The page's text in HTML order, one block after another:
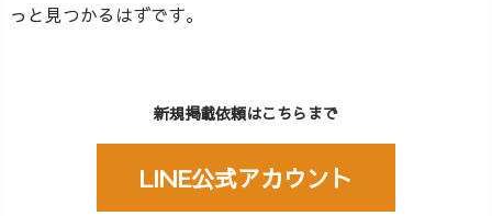
っと見つかるはずです。
新規掲載依頼はこちらまで
LINE公式アカウント